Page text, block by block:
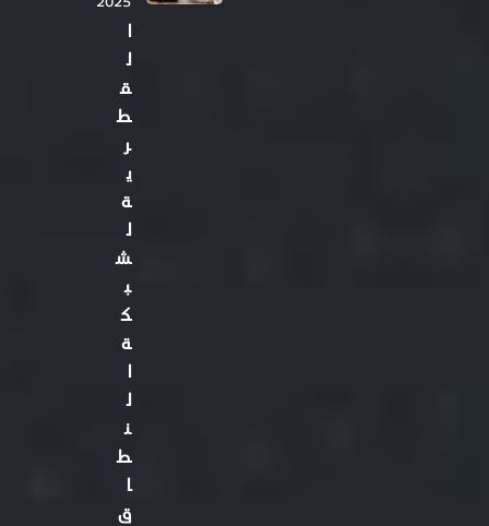
ا
ل
ق
ط
ر
ي
ة
ل
ش
ب
ك
ة
ا
ل
ن
ط
ا
ق